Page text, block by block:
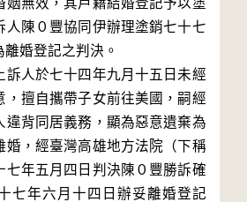
姻無效，其戶籍結婚登記予以塗
人陳０豐協同伊辦理塗銷七十七
婚登記之判決。
訴人於七十四年九月十五日未經
，擅自攜帶子女前往美國，嗣經
違背同居義務，顯為惡意遺棄為
婚，經臺灣高雄地方法院（下稱
七年五月四日判決陳０豐勝訴確
七年六月十四日辦妥離婚登記